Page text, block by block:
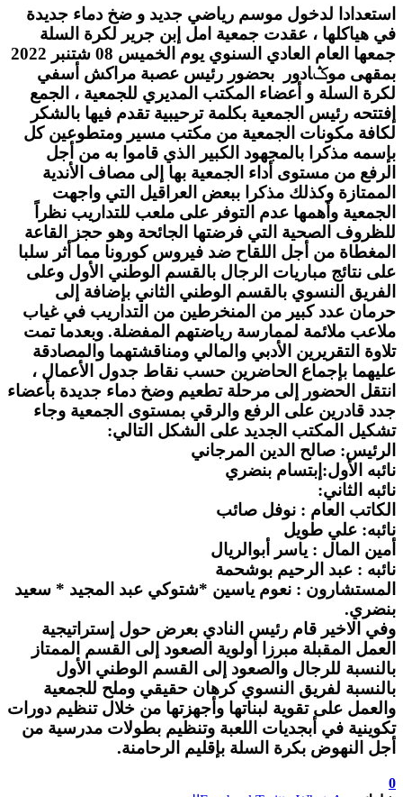
استعدادا لدخول موسم رياضي جديد و ضخ دماء جديدة
في هياكلها ، عقدت جمعية امل إبن جرير لكرة السلة
جمعها العام العادي السنوي يوم الخميس 08 شتنبر 2022
بمقهى موݣادور بحضور رئيس عصبة مراكش أسفي
لكرة السلة و أعضاء المكتب المديري للجمعية ، الجمع
إفتتحه رئيس الجمعية بكلمة ترحيبية تقدم فيها بالشكر
لكافة مكونات الجمعية من مكتب مسير ومتطوعين كل
بإسمه مذكرا بالمجهود الكبير الذي قاموا به من أجل
الرفع من مستوى أداء الجمعية بها إلى مصاف الأندية
الممتازة وكذلك مذكرا ببعض العراقيل التي واجهت
الجمعية وأهمها عدم التوفر على ملعب للتداريب نظراً
للظروف الصحية التي فرضتها الجائحة وهو حجز القاعة
المغطاة من أجل اللقاح ضد فيروس كورونا مما أثر سلبا
على نتائج مباريات الرجال بالقسم الوطني الأول وعلى
الفريق النسوي بالقسم الوطني الثاني بإضافة إلى
حرمان عدد كبير من المنخرطين من التداريب في غياب
ملاعب ملائمة لممارسة رياضتهم المفضلة. وبعدما تمت
تلاوة التقريرين الأدبي والمالي ومناقشتهما والمصادقة
عليهما بإجماع الحاضرين حسب نقاط جدول الأعمال ،
انتقل الحضور إلى مرحلة تطعيم وضخ دماء جديدة بأعضاء
جدد قادرين على الرفع والرقي بمستوى الجمعية وجاء
تشكيل المكتب الجديد على الشكل التالي:
الرئيس: صالح الدين المرجاني
نائبه الأول:إبتسام بنضري
نائبه الثاني:
الكاتب العام : نوفل صائب
نائبه: علي طويل
أمين المال : ياسر أبوالريال
نائبه : عبد الرحيم بوشحمة
المستشارون : نعوم ياسين *شتوكي عبد المجيد * سعيد
بنضري.
وفي الاخير قام رئيس النادي بعرض حول إستراتيجية
العمل المقبلة مبرزا أولوية الصعود إلى القسم الممتاز
بالنسبة للرجال والصعود إلى القسم الوطني الأول
بالنسبة لفريق النسوي كرهان حقيقي وملح للجمعية
والعمل على تقوية لبناتها وأجهزتها من خلال تنظيم دورات
تكوينية في أبجديات اللعبة وتنظيم بطولات مدرسية من
أجل النهوض بكرة السلة بإقليم الرحامنة.
0